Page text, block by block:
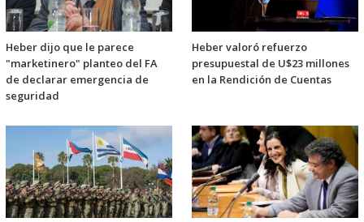
Heber dijo que le parece
"marketinero" planteo del FA
de declarar emergencia de
seguridad
Heber valoró refuerzo
presupuestal de U$23 millones
en la Rendición de Cuentas